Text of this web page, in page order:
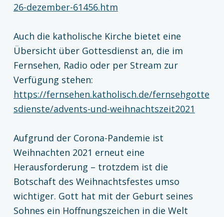
26-dezember-61456.htm
Auch die katholische Kirche bietet eine
Übersicht über Gottesdienst an, die im
Fernsehen, Radio oder per Stream zur
Verfügung stehen:
https://fernsehen.katholisch.de/fernsehgotte
sdienste/advents-und-weihnachtszeit2021
Aufgrund der Corona-Pandemie ist
Weihnachten 2021 erneut eine
Herausforderung – trotzdem ist die
Botschaft des Weihnachtsfestes umso
wichtiger. Gott hat mit der Geburt seines
Sohnes ein Hoffnungszeichen in die Welt